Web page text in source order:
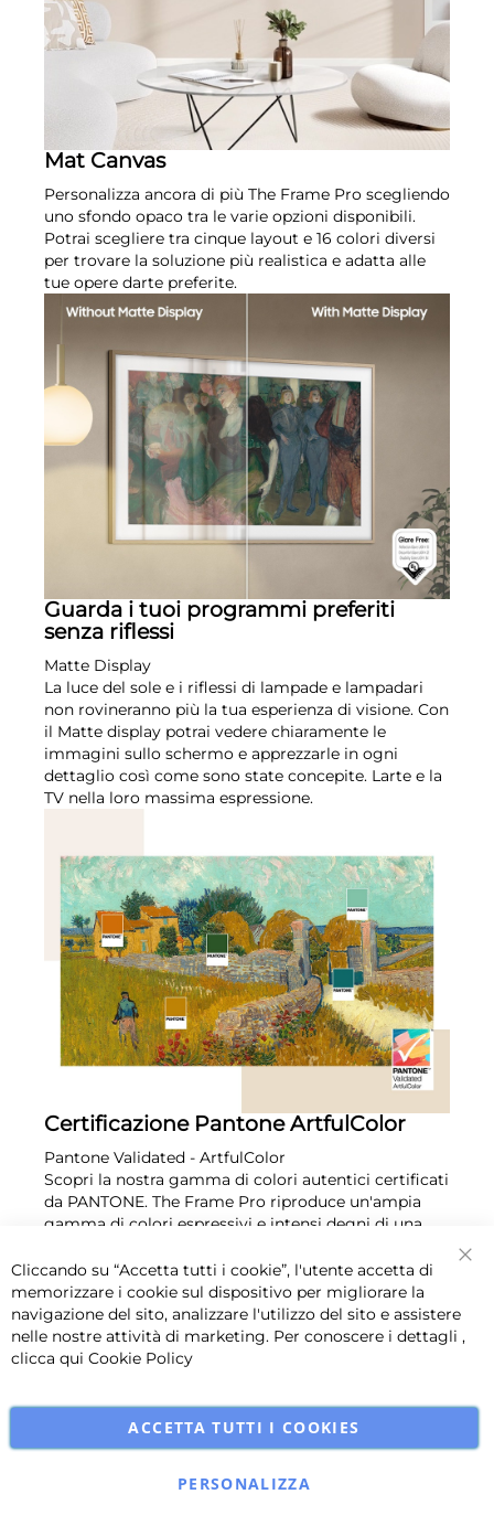
Mat Canvas
Personalizza ancora di più The Frame Pro scegliendo
uno sfondo opaco tra le varie opzioni disponibili.
Potrai scegliere tra cinque layout e 16 colori diversi
per trovare la soluzione più realistica e adatta alle
tue opere darte preferite.
Guarda i tuoi programmi preferiti
senza riflessi
Matte Display
La luce del sole e i riflessi di lampade e lampadari
non rovineranno più la tua esperienza di visione. Con
il Matte display potrai vedere chiaramente le
immagini sullo schermo e apprezzarle in ogni
dettaglio così come sono state concepite. Larte e la
TV nella loro massima espressione.
Certificazione Pantone ArtfulColor
Pantone Validated - ArtfulColor
Scopri la nostra gamma di colori autentici certificati
da PANTONE. The Frame Pro riproduce un'ampia
gamma di colori espressivi e intensi degni di una
Display.
Cliccando su “Accetta tutti i cookie”, l'utente accetta di
memorizzare i cookie sul dispositivo per migliorare la
navigazione del sito, analizzare l'utilizzo del sito e assistere
nelle nostre attività di marketing. Per conoscere i dettagli ,
clicca qui Cookie Policy
ACCETTA TUTTI I COOKIES
PERSONALIZZA